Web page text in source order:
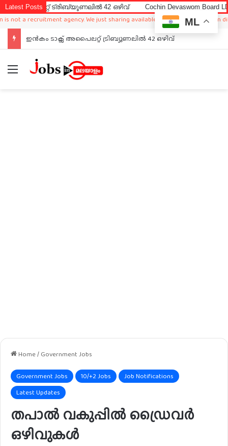
Latest Posts
ട്രിബ്യൂണലിൽ 42 ഒഴിവ് Cochin Devaswom Board LD Clerk
a recruitment agency. We just sharing available job in worldwide from
ഇൻകം ടാക്സ് അപൈലറ്റ് ട്രിബ്യൂണലിൽ 42 ഒഴിവ്
Menu
Home/ Government Jobs
Government Jobs 10/+2 Jobs
Job Notifications
Latest Updates
തപാൽ വകുപ്പിൽ ഡ്രൈവർ
ഒഴിവുകൾ
ML